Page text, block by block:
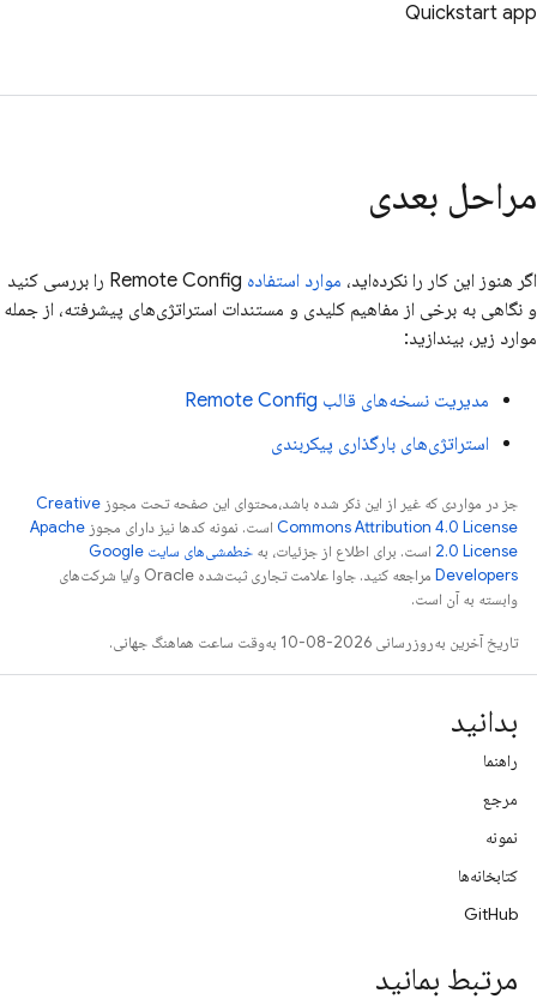
Quickstart app
مراحل بعدی
اگر هنوز این کار را نکرده‌اید، موارد استفاده Remote Config را بررسی کنید
و نگاهی به برخی از مفاهیم کلیدی و مستندات استراتژی‌های پیشرفته، از جمله
موارد زیر، بیندازید:
مدیریت نسخه‌های قالب Remote Config
استراتژی‌های بارگذاری پیکربندی
جز در مواردی که غیر از این ذکر شده باشد،‌محتوای این صفحه تحت مجوز Creative
Commons Attribution 4.0 License است. نمونه کدها نیز دارای مجوز Apache
2.0 License است. برای اطلاع از جزئیات، به
خطمشی‌های سایت Google
Developers‏
مراجعه کنید. جاوا علامت تجاری ثبت‌شده Oracle و/یا شرکت‌های
وابسته به آن است.
تاریخ آخرین به‌روزرسانی 2026-08-10 به‌وقت ساعت هماهنگ جهانی.
بدانید
راهنما
مرجع
نمونه
کتابخانه‌ها
GitHub
مرتبط بمانید